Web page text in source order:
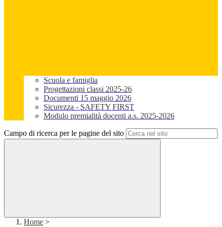
Scuola e famiglia
Progettazioni classi 2025-26
Documenti 15 maggio 2026
Sicurezza - SAFETY FIRST
Modulo premialità docenti a.s. 2025-2026
Campo di ricerca per le pagine del sito
Home >